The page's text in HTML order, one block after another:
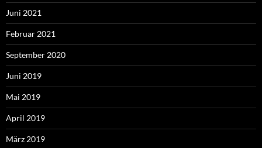
Juni 2021
Februar 2021
September 2020
Juni 2019
Mai 2019
April 2019
März 2019